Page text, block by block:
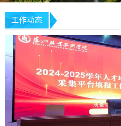
工作动态